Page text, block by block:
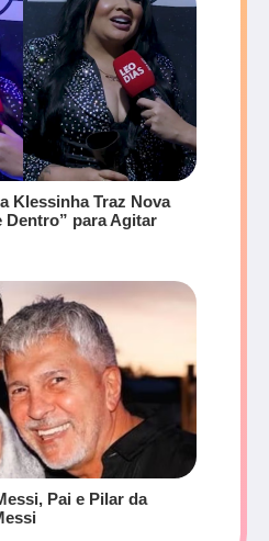
Klessinha Traz Nova
Dentro” para Agitar
Pai e Pilar da